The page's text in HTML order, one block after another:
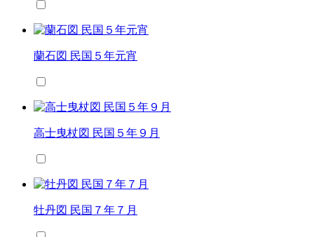
蘭石図 民国５年元宵
高士曳杖図 民国５年９月
牡丹図 民国７年７月